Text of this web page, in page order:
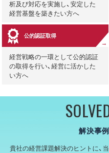
析及び対応を実施し、安定した
経営基盤を築きたい方へ
公的認証取得
経営戦略の一環として公的認証
の取得を行い、経営に活かした
い方へ
解決事
貴社の経営課題解決のヒントに、